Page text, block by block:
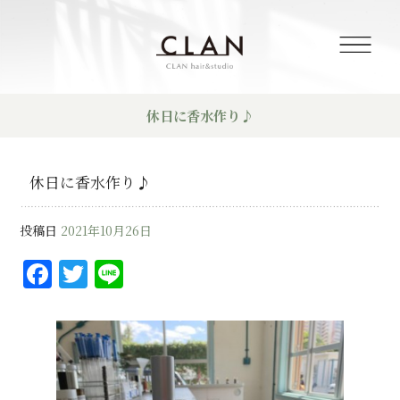
休日に香水作り♪
休日に香水作り♪
投稿日 2021年10月26日
F
a
c
e
b
T
w
it
te
r
e